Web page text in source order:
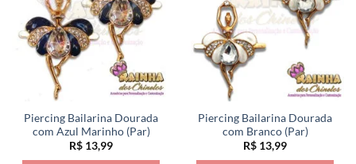
Piercing Bailarina Dourada
com Azul Marinho (Par)
R$ 13,99
Piercing Bailarina Dourada
com Branco (Par)
R$ 13,99